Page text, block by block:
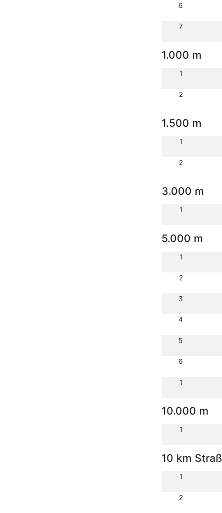
6
7
1.000 m
1
2
1.500 m
1
2
3.000 m
1
5.000 m
1
2
3
4
5
6
1
10.000 m
1
10 km
1
2